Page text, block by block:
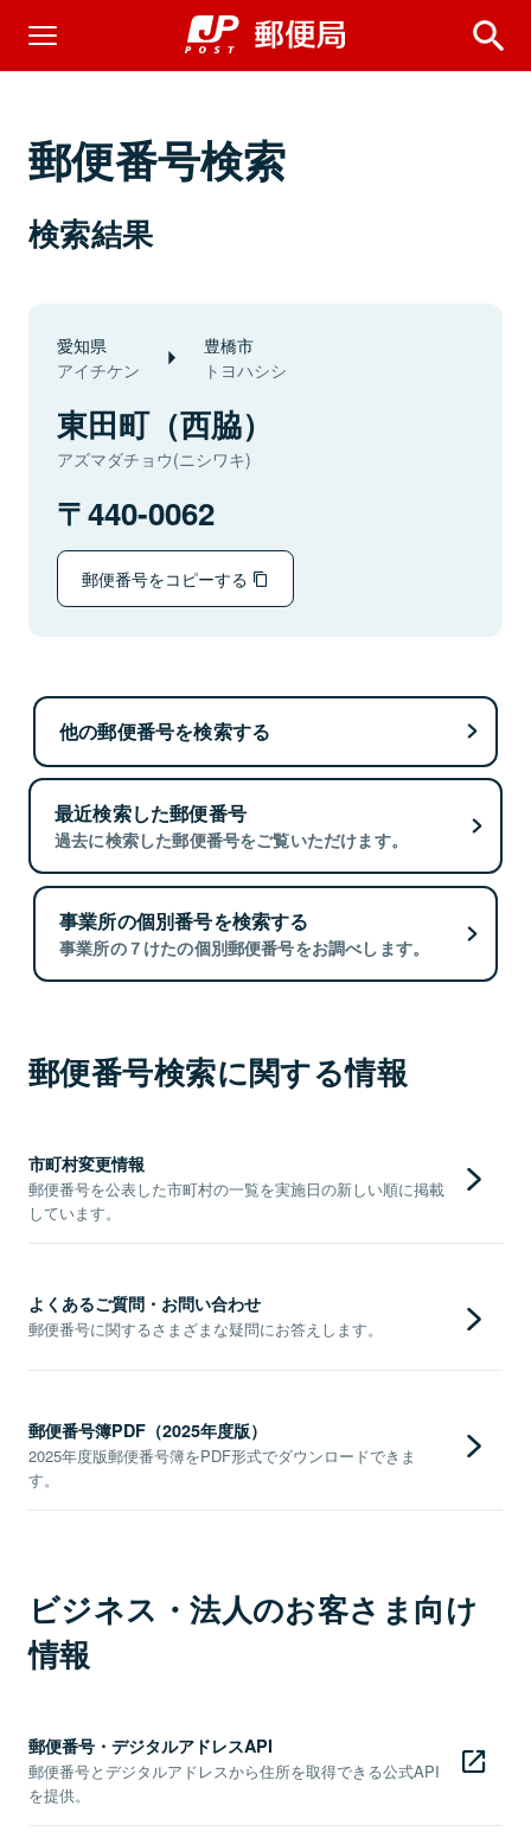
郵便番号検索
検索結果
愛知県
アイチケン
豊橋市
トヨハシシ
東田町（西脇）
アズマダチョウ(ニシワキ)
440-0062
郵便番号をコピーする
他の郵便番号を検索する
最近検索した郵便番号
過去に検索した郵便番号をご覧いただけます。
事業所の個別番号を検索する
事業所の７けたの個別郵便番号をお調べします。
郵便番号検索に関する情報
市町村変更情報
郵便番号を公表した市町村の一覧を実施日の新しい順に掲載
しています。
よくあるご質問・お問い合わせ
郵便番号に関するさまざまな疑問にお答えします。
郵便番号簿PDF（2025年度版）
2025年度版郵便番号簿をPDF形式でダウンロードできま
す。
ビジネス・法人のお客さま向け
情報
郵便番号・デジタルアドレスAPI
郵便番号とデジタルアドレスから住所を取得できる公式API
を提供。